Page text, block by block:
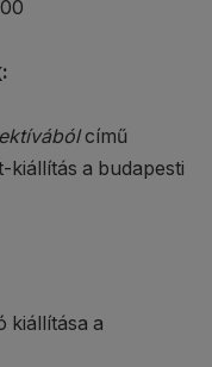
című
a budapesti
kiállítása a